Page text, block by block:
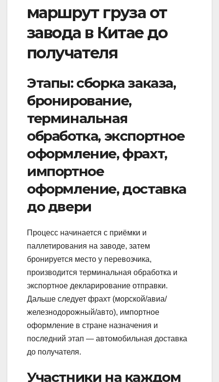
маршрут груза от
завода в Китае до
получателя
Этапы: сборка заказа,
бронирование,
терминальная
обработка, экспортное
оформление, фрахт,
импортное
оформление, доставка
до двери
Процесс начинается с приёмки и
паллетирования на заводе, затем
бронируется место у перевозчика,
производится терминальная обработка и
экспортное декларирование отправки.
Дальше следует фрахт (морской/авиа/
железнодорожный/авто), импортное
оформление в стране назначения и
последний этап — автомобильная доставка
до получателя.
Участники на каждом